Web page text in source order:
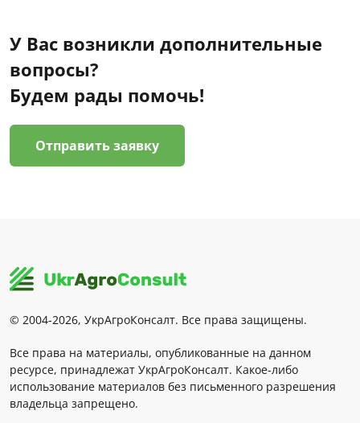
У Вас возникли дополнительные
вопросы?
Будем рады помочь!
Отправить заявку
© 2004-2026, УкрАгроКонсалт. Все права защищены.
Все права на материалы, опубликованные на данном
ресурсе, принадлежат УкрАгроКонсалт. Какое-либо
использование материалов без письменного разрешения
владельца запрещено.